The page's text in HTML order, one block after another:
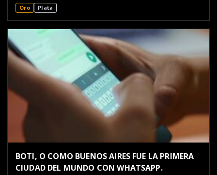
Oro Plata
BOTI, O COMO BUENOS AIRES FUE LA PRIMERA
CIUDAD DEL MUNDO CON WHATSAPP.